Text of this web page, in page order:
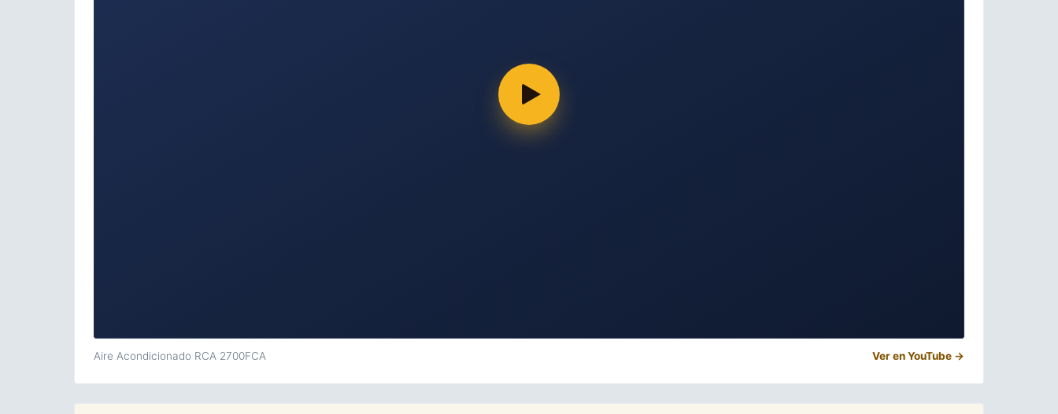
Aire Acondicionado RCA 2700FCA Ver en YouTube →